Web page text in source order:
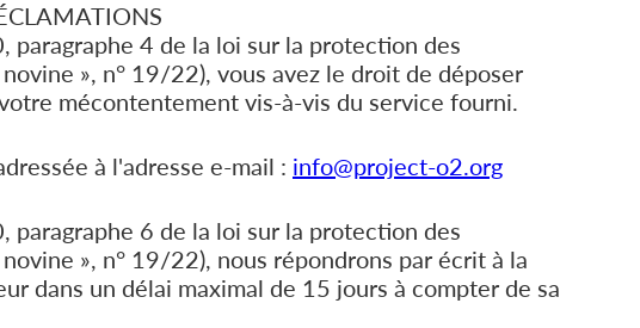
paragraphe 4 de la loi sur la protection des
», n° 19/22), vous avez le droit de déposer
mécontentement vis-à-vis du service fourni.
à l'adresse e-mail : info@project-o2.org
paragraphe 6 de la loi sur la protection des
», n° 19/22), nous répondrons par écrit à la
dans un délai maximal de 15 jours à compter de sa